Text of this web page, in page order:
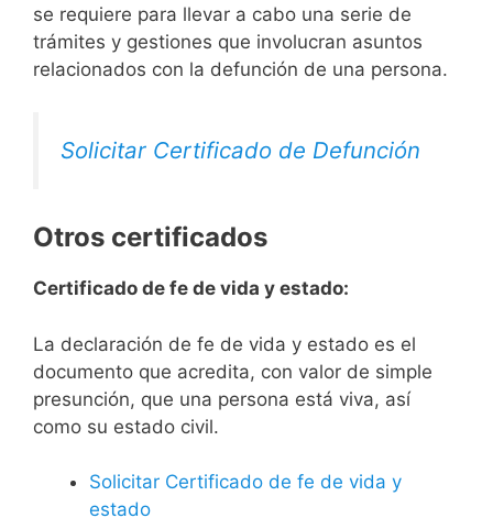
se requiere para llevar a cabo una serie de
trámites y gestiones que involucran asuntos
relacionados con la defunción de una persona.
Solicitar Certificado de Defunción
Otros certificados
Certificado de fe de vida y estado:
La declaración de fe de vida y estado es el
documento que acredita, con valor de simple
presunción, que una persona está viva, así
como su estado civil.
Solicitar Certificado de fe de vida y
estado